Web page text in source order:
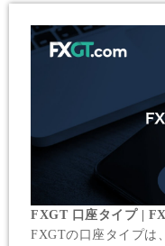
FXGT 口座タイプ |
FXGTの口座タイプは